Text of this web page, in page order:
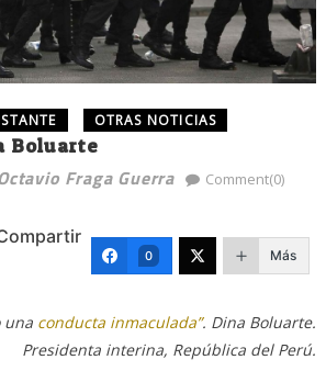
OTRAS NOTICIAS
Boluarte
Fraga Guerra Comment(0)
0 Más
una conducta inmaculada”. Dina Boluarte.
Presidenta interina, República del Perú.